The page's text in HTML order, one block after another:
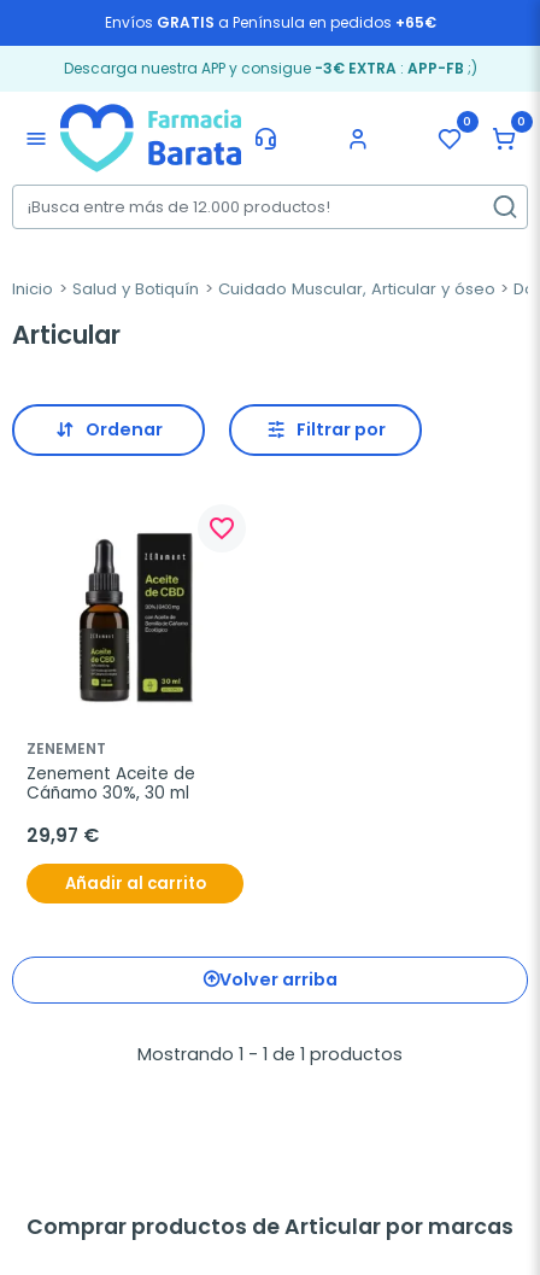
Envíos GRATIS a Península en pedidos +65€
Descarga nuestra APP y consigue -3€ EXTRA: APP-FB ;)
menu
0 0
Inicio Salud y Botiquín Cuidado Muscular, Articular y óseo
Articular
Ordenar Filtrar por
favorite_border
ZENEMENT
Zenement Aceite de
Cáñamo 30%, 30 ml
29,97 €
Añadir al carrito
Volver arriba
Mostrando 1 - 1 de 1 productos
Comprar productos de Articular por marcas